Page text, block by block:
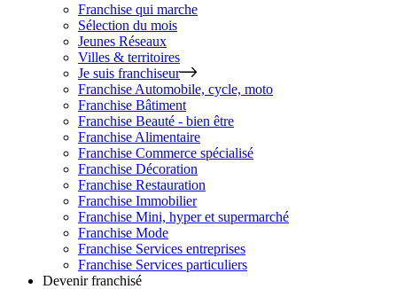
Franchise qui marche
Sélection du mois
Jeunes Réseaux
Villes & territoires
Je suis franchiseur
Franchise Automobile, cycle, moto
Franchise Bâtiment
Franchise Beauté - bien être
Franchise Alimentaire
Franchise Commerce spécialisé
Franchise Décoration
Franchise Restauration
Franchise Immobilier
Franchise Mini, hyper et supermarché
Franchise Mode
Franchise Services entreprises
Franchise Services particuliers
Devenir franchisé